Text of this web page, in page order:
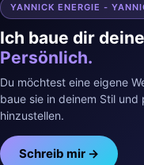
YANNICK ENERGIE -
Ich baue dir
Persönlich.
Du möchtest eine eigene
baue sie in deinem Stil
hinzustellen.
Schreib mir →